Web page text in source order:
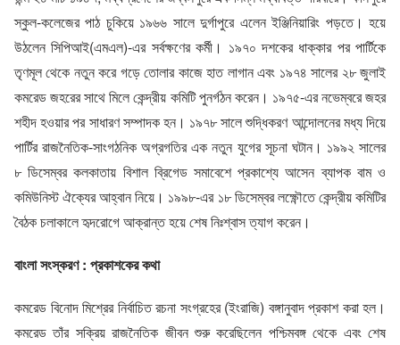
স্কুল-কলেজের পাঠ চুকিয়ে ১৯৬৬ সালে দুর্গাপুরে এলেন ইঞ্জিনিয়ারিং পড়তে। হয়ে
উঠলেন সিপিআই(এমএল)-এর সর্বক্ষণের কর্মী। ১৯৭০ দশকের ধাক্কার পর পার্টিকে
তৃণমূল থেকে নতুন করে গড়ে তোলার কাজে হাত লাগান এবং ১৯৭৪ সালের ২৮ জুলাই
কমরেড জহরের সাথে মিলে কেন্দ্রীয় কমিটি পুনর্গঠন করেন। ১৯৭৫-এর নভেম্বরে জহর
শহীদ হওয়ার পর সাধারণ সম্পাদক হন। ১৯৭৮ সালে শুদ্ধিকরণ আন্দোলনের মধ্য দিয়ে
পার্টির রাজনৈতিক-সাংগঠনিক অগ্রগতির এক নতুন যুগের সূচনা ঘটান। ১৯৯২ সালের
৮ ডিসেম্বর কলকাতায় বিশাল ব্রিগেড সমাবেশে প্রকাশ্যে আসেন ব্যাপক বাম ও
কমিউনিস্ট ঐক্যের আহ্বান নিয়ে। ১৯৯৮-এর ১৮ ডিসেম্বর লক্ষ্ণৌতে কেন্দ্রীয় কমিটির
বৈঠক চলাকালে হৃদরোগে আক্রান্ত হয়ে শেষ নিঃশ্বাস ত্যাগ করেন।
বাংলা সংস্করণ : প্রকাশকের কথা
কমরেড বিনোদ মিশ্রের নির্বাচিত রচনা সংগ্রহের (ইংরাজি) বঙ্গানুবাদ প্রকাশ করা হল।
কমরেড তাঁর সক্রিয় রাজনৈতিক জীবন শুরু করেছিলেন পশ্চিমবঙ্গ থেকে এবং শেষ